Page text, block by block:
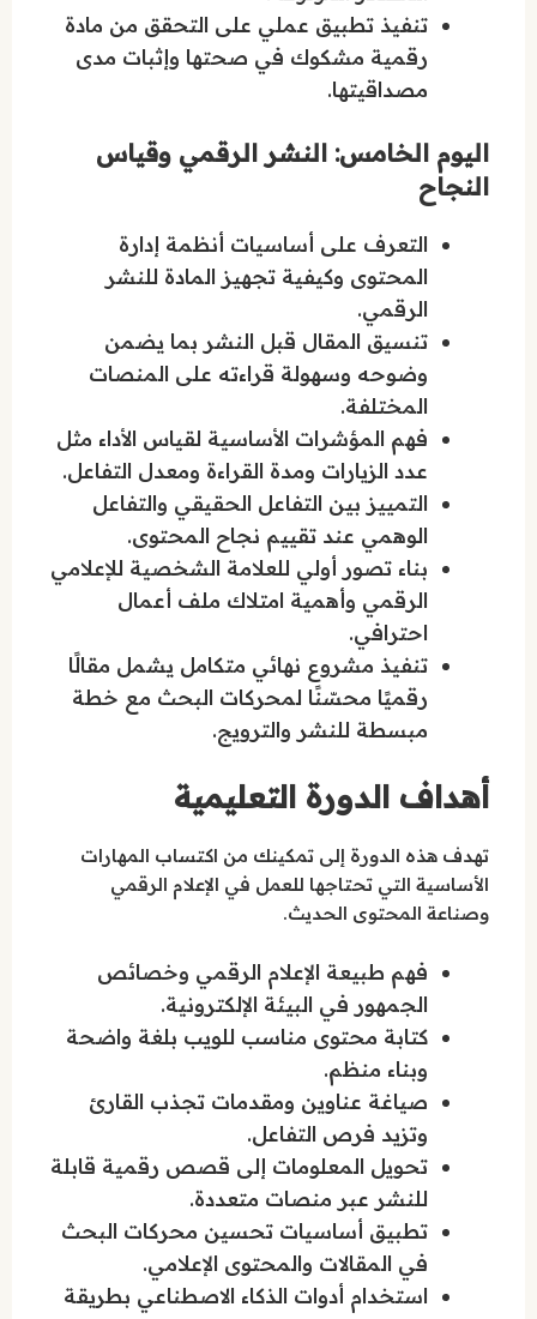
تنفيذ تطبيق عملي على التحقق من مادة
رقمية مشكوك في صحتها وإثبات مدى
مصداقيتها.
اليوم الخامس: النشر الرقمي وقياس
النجاح
التعرف على أساسيات أنظمة إدارة
المحتوى وكيفية تجهيز المادة للنشر
الرقمي.
تنسيق المقال قبل النشر بما يضمن
وضوحه وسهولة قراءته على المنصات
المختلفة.
فهم المؤشرات الأساسية لقياس الأداء مثل
عدد الزيارات ومدة القراءة ومعدل التفاعل.
التمييز بين التفاعل الحقيقي والتفاعل
الوهمي عند تقييم نجاح المحتوى.
بناء تصور أولي للعلامة الشخصية للإعلامي
الرقمي وأهمية امتلاك ملف أعمال
احترافي.
تنفيذ مشروع نهائي متكامل يشمل مقالًا
رقميًا محسّنًا لمحركات البحث مع خطة
مبسطة للنشر والترويج.
أهداف الدورة التعليمية
تهدف هذه الدورة إلى تمكينك من اكتساب المهارات
الأساسية التي تحتاجها للعمل في الإعلام الرقمي
وصناعة المحتوى الحديث.
فهم طبيعة الإعلام الرقمي وخصائص
الجمهور في البيئة الإلكترونية.
كتابة محتوى مناسب للويب بلغة واضحة
وبناء منظم.
صياغة عناوين ومقدمات تجذب القارئ
وتزيد فرص التفاعل.
تحويل المعلومات إلى قصص رقمية قابلة
للنشر عبر منصات متعددة.
تطبيق أساسيات تحسين محركات البحث
في المقالات والمحتوى الإعلامي.
استخدام أدوات الذكاء الاصطناعي بطريقة